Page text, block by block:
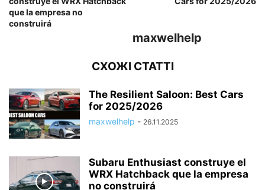
que la empresa no
construirá
maxwelhelp
СХОЖІ СТАТТІ
The Resilient Saloon: Best Cars
for 2025/2026
maxwelhelp - 26.11.2025
Subaru Enthusiast construye el
WRX Hatchback que la empresa
no construirá